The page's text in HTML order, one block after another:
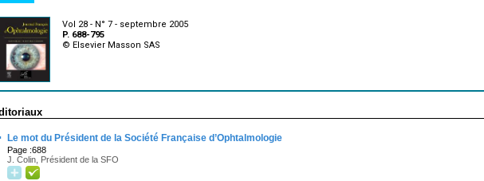
Vol 28 - N° 7 - septembre 2005
P. 688-795
© Elsevier Masson SAS
Le mot du Président de la Société Française d’Ophtalmologie
Page :688
J. Colin, Président de la SFO